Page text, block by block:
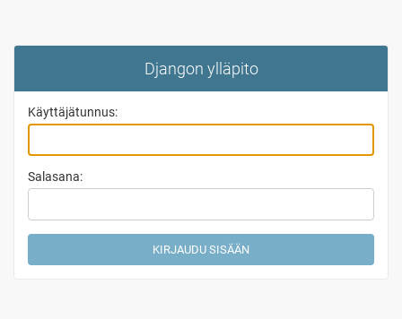
Djangon ylläpito
Käyttäjätunnus:
Salasana: